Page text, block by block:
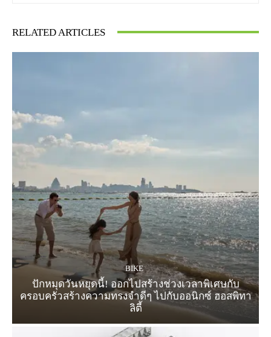
RELATED ARTICLES
BIKE
ปักหมุดวันหยุดนี้! ออกไปสร้างช่วงเวลาพิเศษกับ
ครอบครัวสร้างความทรงจำดีๆ ไปกับออนิกซ์ ฮอสพิทา
ลิตี้